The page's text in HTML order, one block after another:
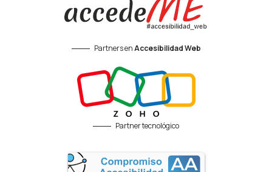
Partners enAccesibilidad Web
Partner tecnológico